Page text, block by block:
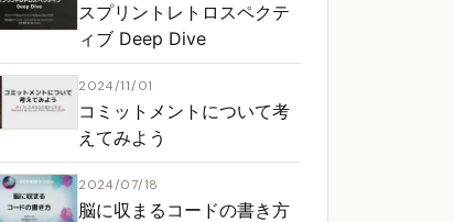
スプリントレトロスペクテ
ィブ Deep Dive
2024/11/01
コミットメントについて考
えてみよう
2024/07/18
脳に収まるコードの書き方